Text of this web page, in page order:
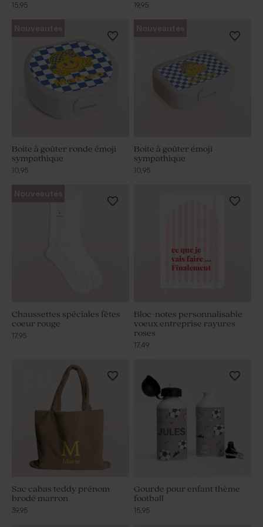
15,95 19,95
Nouveautés
Boite à goûter ronde émoji
sympathique
10,95
Nouveautés
Boite à goûter émoji
sympathique
10,95
Nouveautés
Chaussettes spéciales fêtes
coeur rouge
17,95
Bloc-notes personnalisable
voeux entreprise rayures
roses
17,49
Sac cabas teddy prénom
brodé marron
39,95
Gourde pour enfant thème
football
15,95